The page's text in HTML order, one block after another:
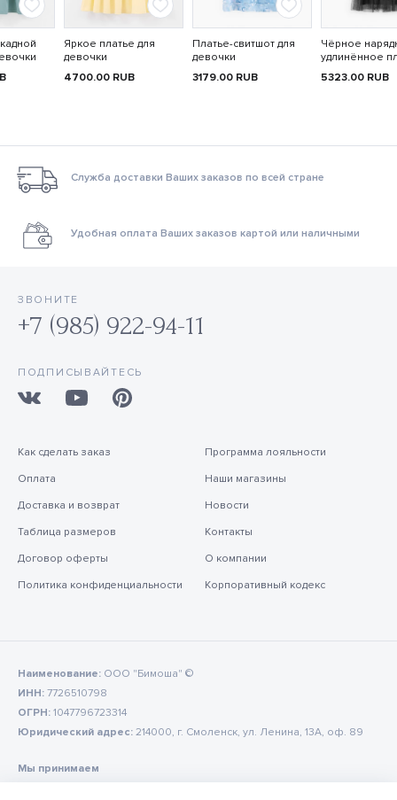
Яркое платье для
девочки
4700.00 RUB
Платье-свитшот для
девочки
3179.00 RUB
Чёрное
удлинённое
5323.00 RUB
Служба доставки Ваших заказов по всей стране
Удобная оплата Ваших заказов картой или наличными
ЗВОНИТЕ
+7 (985) 922-94-11
ПОДПИСЫВАЙТЕСЬ
Как сделать заказ
Оплата
Доставка и возврат
Таблица размеров
Договор оферты
Политика конфиденциальности
Программа лояльности
Наши магазины
Новости
Контакты
О компании
Корпоративный кодекс
Наименование: ООО "Бимоша" ©
ИНН: 7726510798
ОГРН: 1047796723314
Юридический адрес: 214000, г. Смоленск, ул. Ленина, 13А, оф. 89
Мы принимаем